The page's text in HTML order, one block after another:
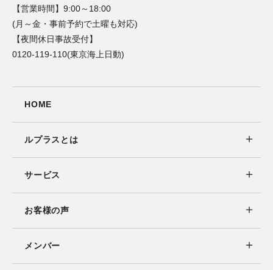
【営業時間】9:00～18:00
(月～金・事前予約で土曜も対応)
【夜間休日事故受付】
0120-119-110(東京海上日動)
HOME
ルプラスとは
サービス
お客様の声
メンバー